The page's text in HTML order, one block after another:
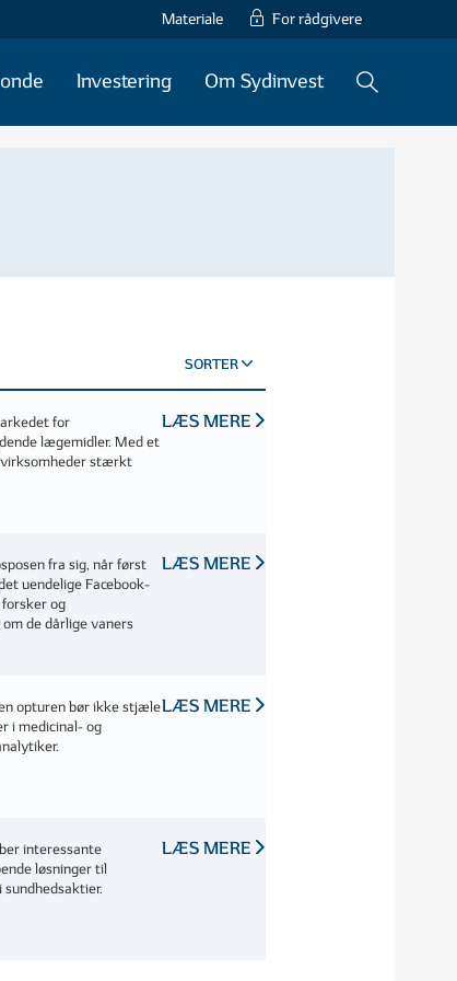
Materiale For rådgivere
Investering Om Sydinvest
SORTER
for
lægemidler. Med et
virksomheder stærkt
LÆS MERE
fra sig, når først
uendelige Facebook-
og
de dårlige vaners
LÆS MERE
opturen bør ikke stjæle
i medicinal- og
LÆS MERE
interessante
løsninger til
LÆS MERE